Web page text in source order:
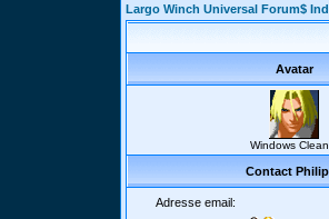
Largo Winch Universal Forum$
Avatar
Windows
Contact
Adresse email: